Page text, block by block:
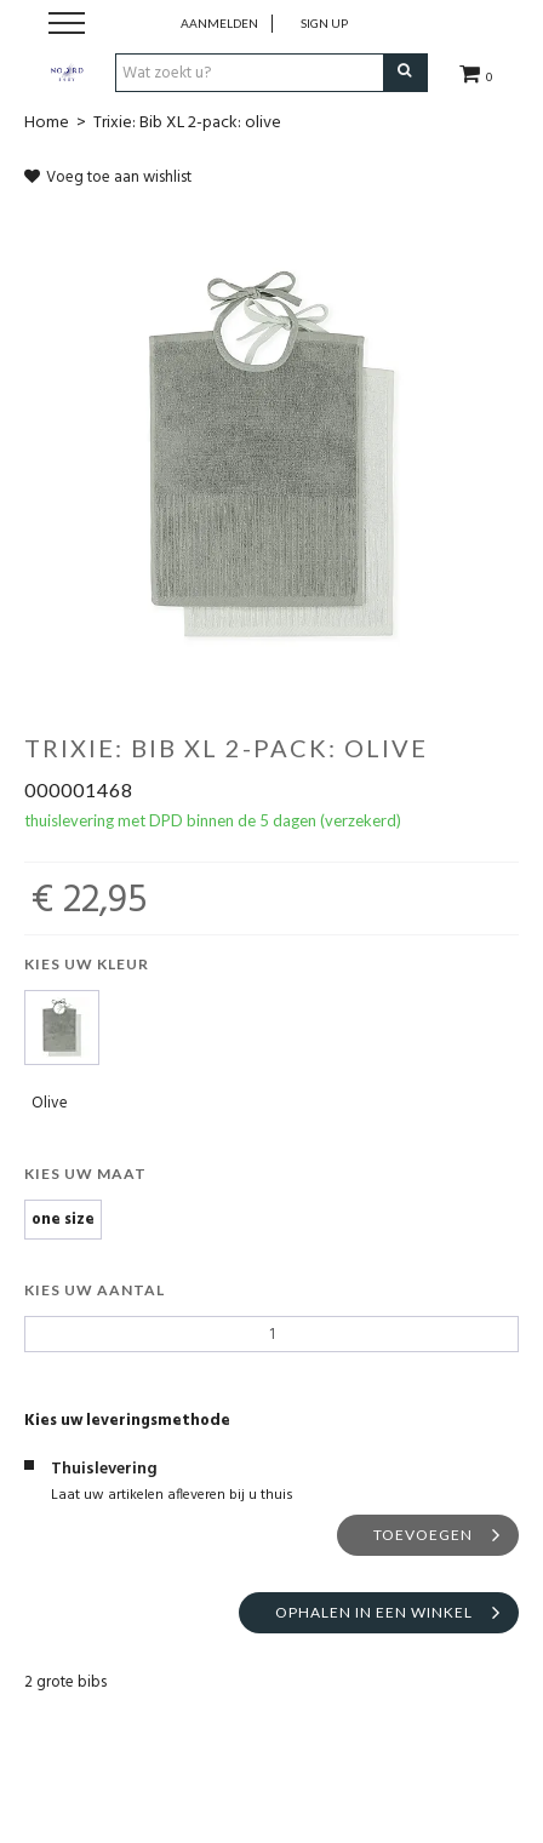
0
AANMELDEN SIGN UP
SHOP
EHBO & REANIMATIE
VROEDVROUW AAN HUIS
GEBOORTELIJSTEN
CADEAUBON
NOORD BABY
Home > Trixie: Bib XL 2-pack: olive
Voeg toe aan wishlist
TRIXIE: BIB XL 2-PACK: OLIVE
000001468
thuislevering met DPD binnen de 5 dagen (verzekerd)
€ 22,95
KIES UW KLEUR
Olive
KIES UW MAAT
one size
KIES UW AANTAL
Kies uw leveringsmethode
Thuislevering
Laat uw artikelen afleveren bij u thuis
TOEVOEGEN
OPHALEN IN EEN WINKEL
2 grote bibs